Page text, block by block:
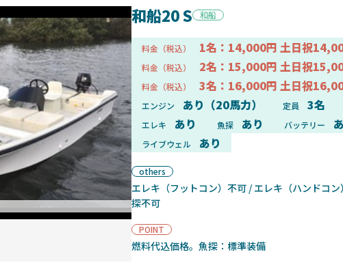
ボート正面
和船20 S 和船
料金（税込） 1名：14,000円 土日祝
料金（税込） 2名：15,000円 土日祝
料金（税込） 3名：16,000円 土日祝
エンジン あり（20馬力） 定員 3名
エレキ あり 魚探 あり バッテリー
ライブウェル あり
others
エレキ（フットコン）不可 / エレキ（ハンドコ
探不可
POINT
燃料代込価格。魚探：標準装備